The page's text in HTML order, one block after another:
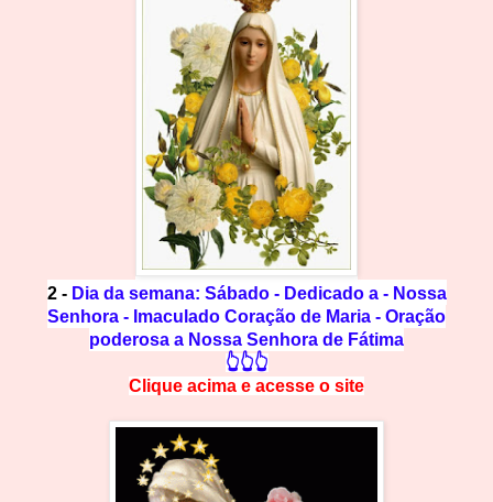
2 - Dia da semana: Sábado - Dedicado a - Nossa
Senhora - Imaculado Coração de Maria - Oração
poderosa a Nossa Senhora de Fátima
👆👆👆
Clique acima e acesse o site